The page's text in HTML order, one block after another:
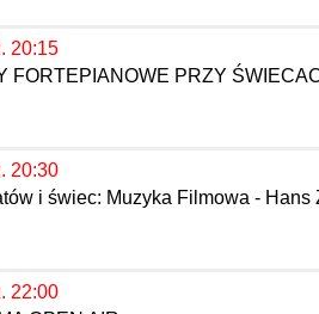
20:15
FORTEPIANOWE PRZY
20:30
i świec: Muzyka Filmowa - Hans
22:00